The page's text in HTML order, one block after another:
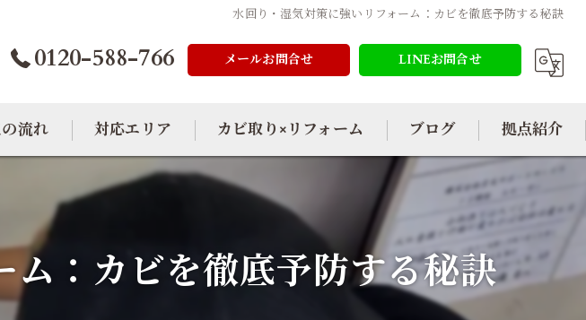
水回り・湿気対策に強いリフォーム：カビを徹底予防する秘訣
0120-588-766 メールお問合せ LINEお問合せ
流れ 対応エリア
大阪のカビ取り
カビ取り×リフォーム ブログ 拠点紹介
：カビを徹底予防する秘訣